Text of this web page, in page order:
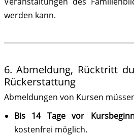
werden kann.
6. Abmeldung, Rücktritt
Rückerstattung
Abmeldungen von Kursen
Bis 14 Tage vor
kostenfrei möglich.